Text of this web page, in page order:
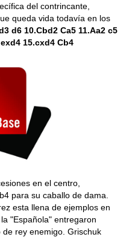
del contrincante,
queda vida todavía en los
d6 10.Cbd2 Ca5 11.Aa2 c5
15.cxd4 Cb4
en el centro,
para su caballo de dama.
esta llena de ejemplos en
"Española" entregaron
rey enemigo. Grischuk